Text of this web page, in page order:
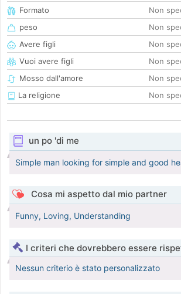
Formato
Non
peso
Non
Avere figli
Non
Vuoi avere figli
Non
Mosso dall'amore
Non
La religione
Non
un po 'di me
Simple man looking for simple and good
Cosa mi aspetto dal mio partner
Funny, Loving, Understanding
I criteri che dovrebbero essere
Nessun criterio è stato personalizzato